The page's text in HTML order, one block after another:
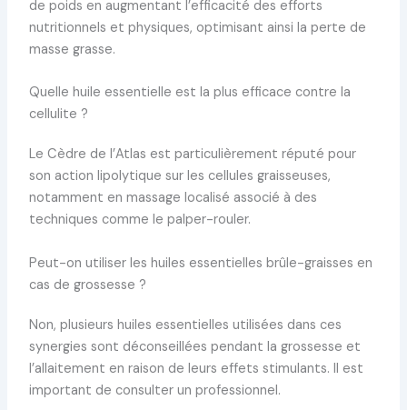
de poids en augmentant l’efficacité des efforts
nutritionnels et physiques, optimisant ainsi la perte de
masse grasse.
Quelle huile essentielle est la plus efficace contre la
cellulite ?
Le Cèdre de l’Atlas est particulièrement réputé pour
son action lipolytique sur les cellules graisseuses,
notamment en massage localisé associé à des
techniques comme le palper-rouler.
Peut-on utiliser les huiles essentielles brûle-graisses en
cas de grossesse ?
Non, plusieurs huiles essentielles utilisées dans ces
synergies sont déconseillées pendant la grossesse et
l’allaitement en raison de leurs effets stimulants. Il est
important de consulter un professionnel.